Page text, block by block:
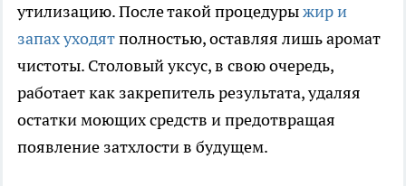
утилизацию. После такой процедурыжир и
запах уходятполностью, оставляя лишь аромат
чистоты. Столовый уксус, в свою очередь,
работает как закрепитель результата, удаляя
остатки моющих средств и предотвращая
появление затхлости в будущем.